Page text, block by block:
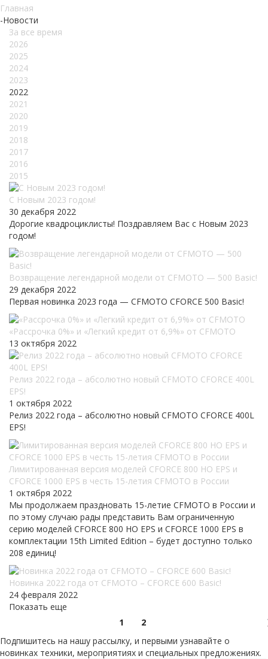
Главная
-Новости
За все время
2026
2025
2024
2023
2022
2021
2020
2019
2018
2017
2016
2015
С Новым 2023 годом!
30 декабря 2022
Дорогие квадроциклисты! Поздравляем Вас с Новым 2023
годом!
Возвращение легендарной модели от CFMOTO — 500 Basic!
29 декабря 2022
Первая новинка 2023 года — CFMOTO CFORCE 500 Basic!
«Рассрочка 0%» и «Легкий кредит от 6,9%» от CFMOTO
13 октября 2022
Релиз 2022 года – абсолютно новый CFMOTO CFORCE 400L
EPS!
1 октября 2022
Релиз 2022 года – абсолютно новый CFMOTO CFORCE 400L
EPS!
Лимитированная версия моделей CFORCE 800 HO EPS и
CFORCE 1000 EPS в честь 15-летия CFMOTO в России
1 октября 2022
Мы продолжаем праздновать 15-летие CFMOTO в России и
по этому случаю рады представить Вам ограниченную
серию моделей CFORCE 800 HO EPS и CFORCE 1000 EPS в
комплектации 15th Limited Edition – будет доступно только
208 единиц!
Новинка 2022 года от CFMOTO – CFORCE 600 Basic!
24 февраля 2022
Показать еще
1
2
Подпишитесь на нашу рассылку, и первыми узнавайте о
новинках техники, мероприятиях и специальных предложениях.